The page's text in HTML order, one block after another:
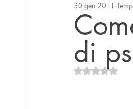
Ripercussioni
di
30 gen 2011
Valutazione